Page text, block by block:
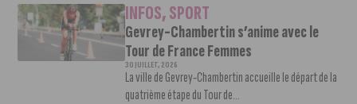
INFOS,SPORT
Gevrey-Chambertin s’anime avec le
Tour de France Femmes
30 JUILLET, 2026
La ville de Gevrey-Chambertin accueille le départ de la
quatrième étape du Tour de...